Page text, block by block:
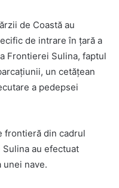
de Coastă au
de intrare în țară a
Frontierei Sulina, faptul
un cetățean
a pedepsei
frontieră din cadrul
au efectuat
nave.